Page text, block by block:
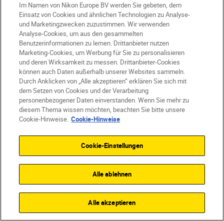
neuer Sensorschutz den Sensor vor Staub
und Fingerabdrücken. Objektiv um
Objektiv – mit Ihrer Ausrüstung sind Sie
auf der sicheren Seite.
Im Namen von Nikon Europe BV werden Sie gebeten, dem
Einsatz von Cookies und ähnlichen Technologien zu Analyse-
und Marketingzwecken zuzustimmen. Wir verwenden
Analyse-Cookies, um aus den gesammelten
Benutzerinformationen zu lernen. Drittanbieter nutzen
Marketing-Cookies, um Werbung für Sie zu personalisieren
und deren Wirksamkeit zu messen. Drittanbieter-Cookies
können auch Daten außerhalb unserer Websites sammeln.
Durch Anklicken von „Alle akzeptieren“ erklären Sie sich mit
dem Setzen von Cookies und der Verarbeitung
personenbezogener Daten einverstanden. Wenn Sie mehr zu
diesem Thema wissen möchten, beachten Sie bitte unsere
Cookie-Hinweise. Cookie-Hinweise
Cookie-Einstellungen
Alle ablehnen
Alle akzeptieren